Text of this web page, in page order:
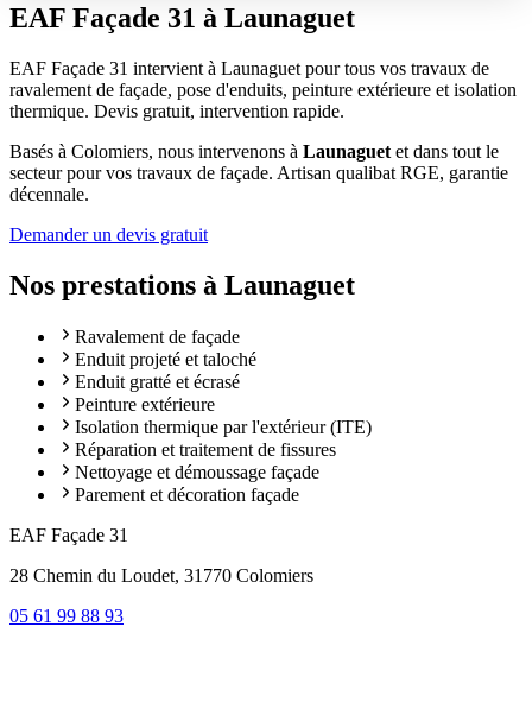
EAF Façade 31 à Launaguet
EAF Façade 31 intervient à Launaguet pour tous vos travaux de
ravalement de façade, pose d'enduits, peinture extérieure et isolation
thermique. Devis gratuit, intervention rapide.
Basés à Colomiers, nous intervenons à Launaguet et dans tout le
secteur pour vos travaux de façade. Artisan qualibat RGE, garantie
décennale.
Demander un devis gratuit
Nos prestations à Launaguet
Ravalement de façade
Enduit projeté et taloché
Enduit gratté et écrasé
Peinture extérieure
Isolation thermique par l'extérieur (ITE)
Réparation et traitement de fissures
Nettoyage et démoussage façade
Parement et décoration façade
EAF Façade 31
28 Chemin du Loudet, 31770 Colomiers
05 61 99 88 93